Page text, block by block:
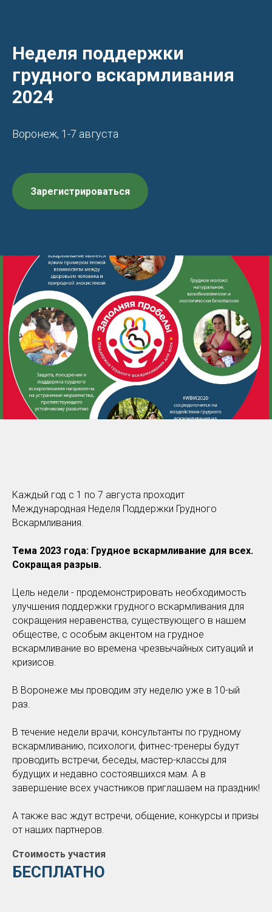
Неделя поддержки
грудного вскармливания
2024
Воронеж, 1-7 августа
Зарегистрироваться
Каждый год с 1 по 7 августа проходит
Международная Неделя Поддержки Грудного
Вскармливания.
Тема 2023 года: Грудное вскармливание для всех.
Сокращая разрыв.
Цель недели - продемонстрировать необходимость
улучшения поддержки грудного вскармливания для
сокращения неравенства, существующего в нашем
обществе, с особым акцентом на грудное
вскармливание во времена чрезвычайных ситуаций и
кризисов.
В Воронеже мы проводим эту неделю уже в 10-ый
раз.
В течение недели врачи, консультанты по грудному
вскармливанию, психологи, фитнес-тренеры будут
проводить встречи, беседы, мастер-классы для
будущих и недавно состоявшихся мам. А в
завершение всех участников приглашаем на праздник!
А также вас ждут встречи, общение, конкурсы и призы
от наших партнеров.
Стоимость участия
БЕСПЛАТНО